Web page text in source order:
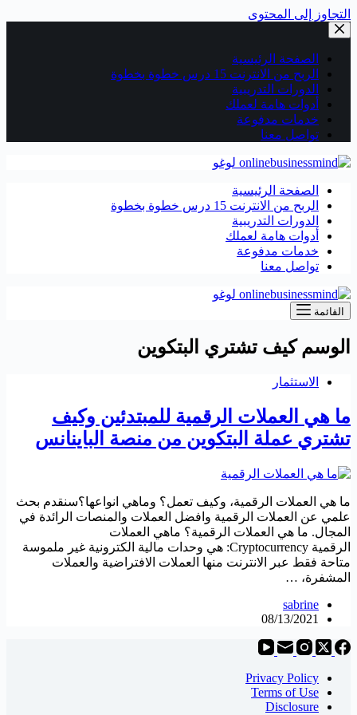
التجاوز إلى المحتوى
الصفحة الرئيسية
الربح من الانترنت 15 درس خطوة بخطوة
الدورات التدريبية
أدوات هامة لعملك
خدمات مدفوعة
تواصل معنا
الصفحة الرئيسية
الربح من الانترنت 15 درس خطوة بخطوة
الدورات التدريبية
أدوات هامة لعملك
خدمات مدفوعة
تواصل معنا
القائمة
الوسم كيف تشتري البتكوين
الاستثمار
ما هي العملات الرقمية للمبتدئين وكيف
تشتري عملة البتكوين من منصة الباينانس
ما هي العملات الرقمية، وكيف تعمل؟ وماهي انواعها؟سنقدم بحث
علمي عن العملات الرقمية وافضل العملات والمنصات الرائدة في
المجال. ما هي العملات الرقمية؟ ماهي العملات
الرقمية Cryptocurrency: هي وحدات مالية الكترونية غير ملموسة
متاحة فقط عبر الانترنت منها العملات الافتراضية والعملات
المشفرة، …
sabrine
08/13/2021
Privacy Policy
Terms of Use
Disclosure